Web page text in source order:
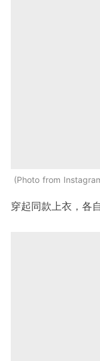
Photo from
穿起同款上衣，各